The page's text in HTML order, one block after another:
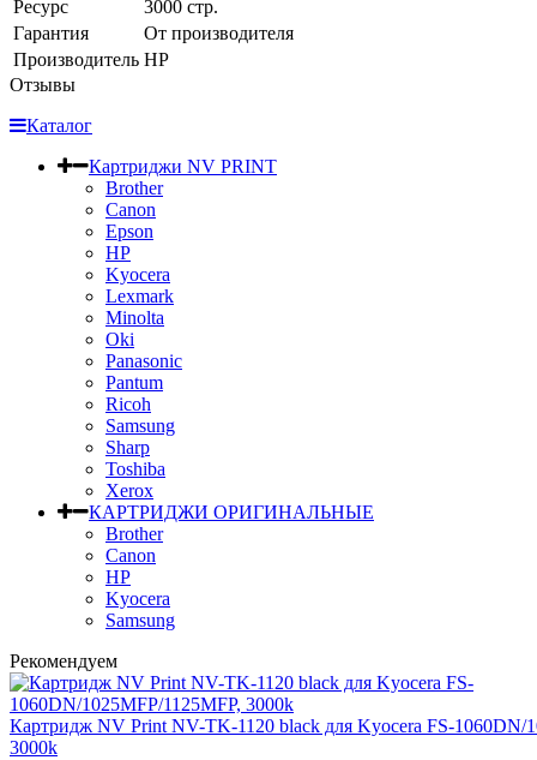
Ресурс
3000 стр.
Гарантия
От производителя
Производитель HP
Отзывы
Каталог
Картриджи NV PRINT
Brother
Canon
Epson
HP
Kyocera
Lexmark
Minolta
Oki
Panasonic
Pantum
Ricoh
Samsung
Sharp
Toshiba
Xerox
КАРТРИДЖИ ОРИГИНАЛЬНЫЕ
Brother
Canon
HP
Kyocera
Samsung
Рекомендуем
Картридж NV Print NV-TK-1120 black для Kyocera FS-1060DN/
3000k